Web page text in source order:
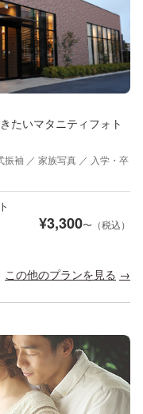
たいマタニティフォト
振袖 ／ 家族写真 ／ 入学・卒
¥3,300〜（税込）
この他のプランを見る